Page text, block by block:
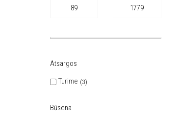
Atsargos
Turime
3
Būsena